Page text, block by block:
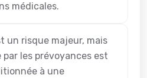
médicales.
un risque majeur, mais
les prévoyances est
à une